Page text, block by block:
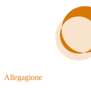
Allegagione